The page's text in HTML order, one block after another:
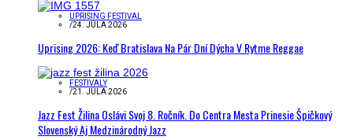
UPRISING FESTIVAL
/24. JÚLA 2026
Uprising 2026: Keď Bratislava Na Pár Dní Dýcha V Rytme Reggae
FESTIVALY
/21. JÚLA 2026
Jazz Fest Žilina Oslávi Svoj 8. Ročník. Do Centra Mesta Prinesie Špičkový
Slovenský Aj Medzinárodný Jazz